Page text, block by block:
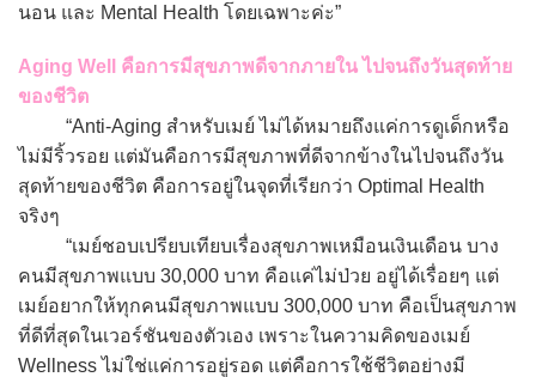
นอน และ Mental Health โดยเฉพาะค่ะ”
Aging Well คือการมีสุขภาพดีจากภายใน ไปจนถึงวันสุดท้าย
ของชีวิต
“Anti-Aging สำหรับเมย์ ไม่ได้หมายถึงแค่การดูเด็กหรือ
ไม่มีริ้วรอย แต่มันคือการมีสุขภาพที่ดีจากข้างในไปจนถึงวัน
สุดท้ายของชีวิต คือการอยู่ในจุดที่เรียกว่า Optimal Health
จริงๆ
“เมย์ชอบเปรียบเทียบเรื่องสุขภาพเหมือนเงินเดือน บาง
คนมีสุขภาพแบบ 30,000 บาท คือแค่ไม่ป่วย อยู่ได้เรื่อยๆ แต่
เมย์อยากให้ทุกคนมีสุขภาพแบบ 300,000 บาท คือเป็นสุขภาพ
ที่ดีที่สุดในเวอร์ชันของตัวเอง เพราะในความคิดของเมย์
Wellness ไม่ใช่แค่การอยู่รอด แต่คือการใช้ชีวิตอย่างมี